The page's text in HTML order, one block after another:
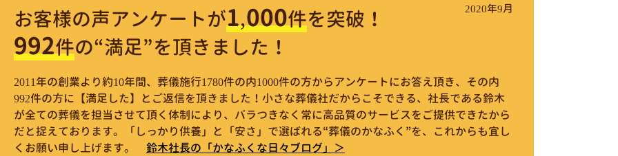
お客様の声アンケートが1,000件を突破！
992件の“満足”を頂きました！
2020年9月
2011年の創業より約10年間、葬儀施行1780件の内1000件の方からアンケートにお答え頂き、その内
992件の方に【満足した】とご返信を頂きました！小さな葬儀社だからこそできる、社長である鈴木
が全ての葬儀を担当させて頂く体制により、バラつきなく常に高品質のサービスをご提供できたから
だと捉えております。「しっかり供養」と「安さ」で選ばれる“葬儀のかなふく”を、これからも宜し
くお願い申し上げます。
鈴木社長の「かなふくな日々ブログ」＞